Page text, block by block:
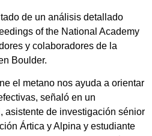
de un análisis detallado
of the National Academy
y colaboradores de la
Boulder.
el metano nos ayuda a orientar
señaló en un
asistente de investigación sénior
Ártica y Alpina y estudiante